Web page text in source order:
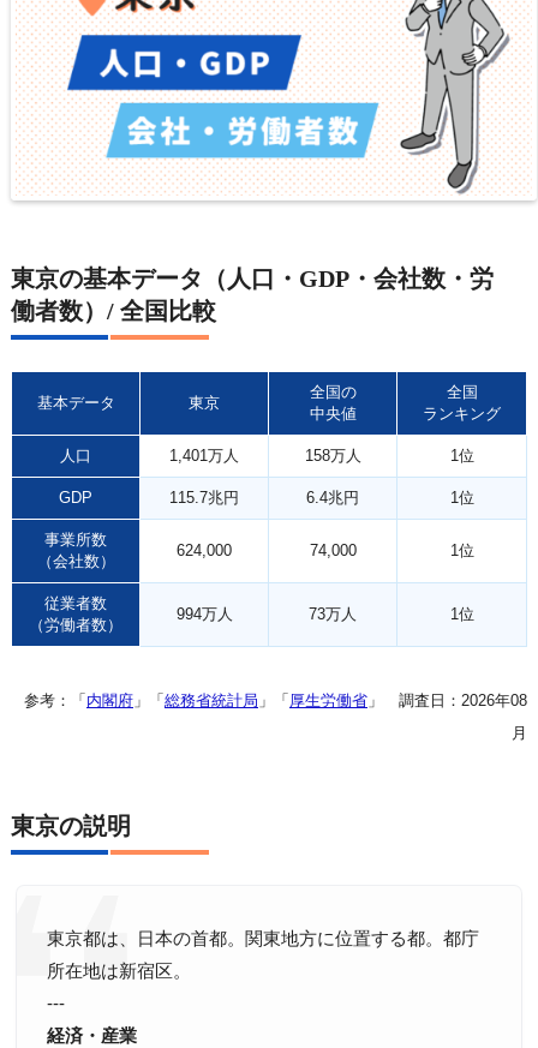
東京の基本データ（人口・GDP・会社数・労
働者数）/ 全国比較
基本データ 東京
全国の
中央値
全国
ランキング
人口 1,401万人 158万人 1位
GDP 115.7兆円 6.4兆円 1位
事業所数
（会社数）
624,000 74,000 1位
従業者数
（労働者数）
994万人 73万人 1位
参考：「 内閣府 」「 総務省統計局 」「 厚生労働省 」 調査日：2026年08
月
東京の説明
東京都は、日本の首都。関東地方に位置する都。都庁
所在地は新宿区。
---
経済・産業